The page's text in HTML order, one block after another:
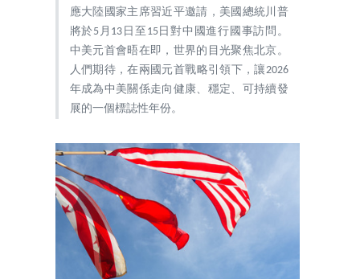
應大陸國家主席習近平邀請，美國總統川普
將於5月13日至15日對中國進行國事訪問。
中美元首會晤在即，世界的目光聚焦北京。
人們期待，在兩國元首戰略引領下，讓2026
年成為中美關係走向健康、穩定、可持續發
展的一個標誌性年份。